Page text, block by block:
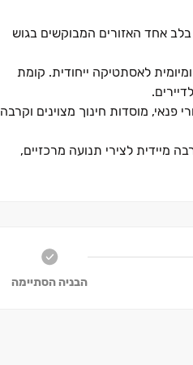
אחד האזורים המבוקשים בגוש
לאסתטיקה ייחודית. קומת
.
פנאי, מוסדות חינוך מצוינים וקרבה
מיידית לצירי תנועה מרכזיים,
הבניה הסתיימה